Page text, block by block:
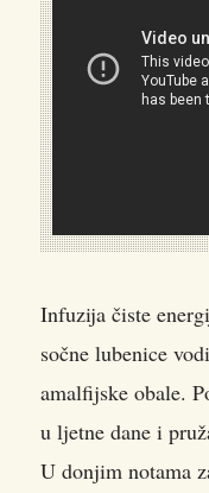
Infuzija čiste
sočne lubenice
amalfijske obale.
u ljetne dane i
U donjim notama